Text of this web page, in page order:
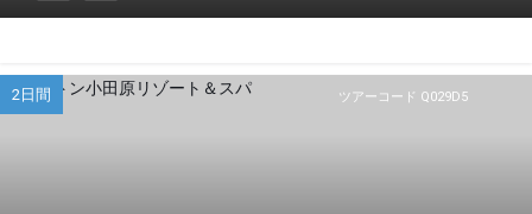
ツアーコード Q029D5
2日間